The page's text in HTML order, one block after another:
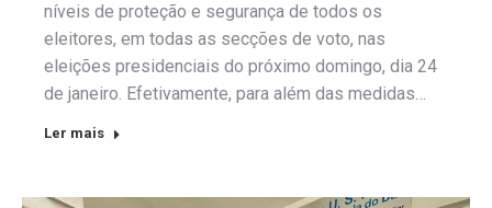
níveis de proteção e segurança de todos os
eleitores, em todas as secções de voto, nas
eleições presidenciais do próximo domingo, dia 24
de janeiro. Efetivamente, para além das medidas…
Ler mais